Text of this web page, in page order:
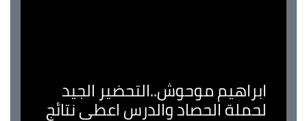
ابراهيم موحوش..التحضير الجيد
لحملة الحصاد والدرس اعطى نتائج